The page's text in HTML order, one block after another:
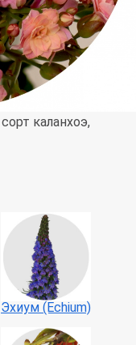
каланхоэ,
Эхиум (Echium)